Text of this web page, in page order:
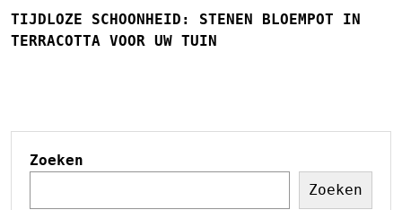
TIJDLOZE SCHOONHEID: STENEN BLOEMPOT IN
TERRACOTTA VOOR UW TUIN
Zoeken
Zoeken